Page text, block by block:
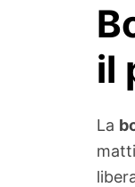
il
La